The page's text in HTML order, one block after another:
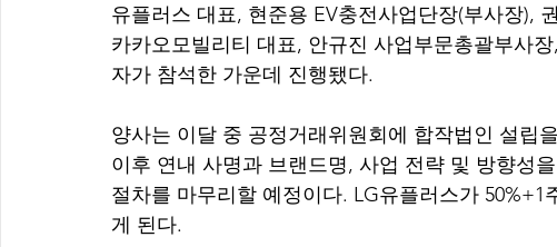
유플러스 대표, 현준용 EV충전사업단장(부사장),
카카오모빌리티 대표, 안규진 사업부문총괄부사
자가 참석한 가운데 진행됐다.
양사는 이달 중 공정거래위원회에 합작법인 설립
이후 연내 사명과 브랜드명, 사업 전략 및 방향성
절차를 마무리할 예정이다. LG유플러스가
게 된다.